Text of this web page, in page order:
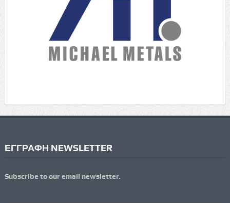
ΕΓΓΡΑΦΗ NEWSLETTER
Subscribe to our email newsletter.